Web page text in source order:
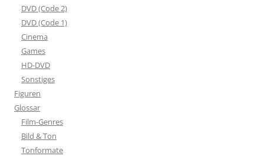
DVD (Code 2)
DVD (Code 1)
Cinema
Games
HD-DVD
Sonstiges
Figuren
Glossar
Film-Genres
Bild & Ton
Tonformate